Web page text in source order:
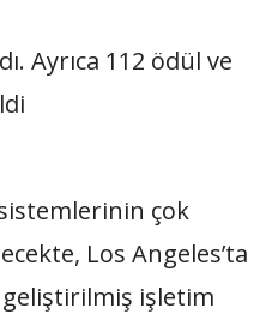
Ayrıca 112 ödül ve
çok
Los Angeles’ta
geliştirilmiş işletim